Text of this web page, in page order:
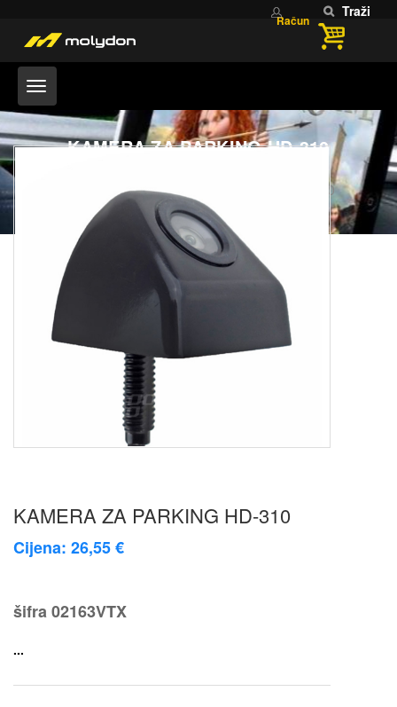
Račun
Traži
KAMERA ZA PARKING HD-310
KAMERA ZA PARKING HD-310
KAMERA ZA PARKING HD-310
Cijena: 26,55 €
šifra02163VTX
...